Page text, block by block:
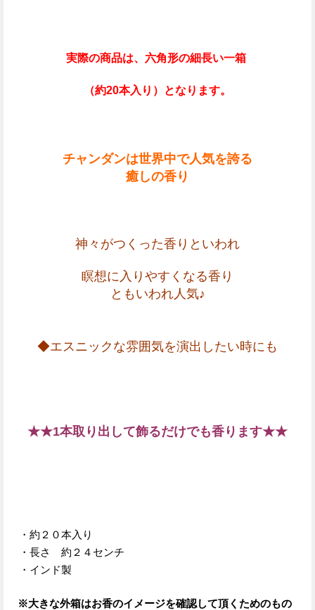
実際の商品は、六角形の細長い一箱
（約20本入り）となります。
チャンダンは世界中で人気を誇る
癒しの香り
神々がつくった香りといわれ
瞑想に入りやすくなる香り
ともいわれ人気♪
◆エスニックな雰囲気を演出したい時にも
★★1本取り出して飾るだけでも香ります★★
・約２０本入り
・長さ 約２４センチ
・インド製
※大きな外箱はお香のイメージを確認して頂くためのもの